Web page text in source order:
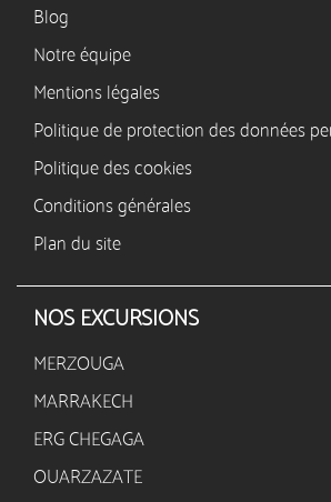
Blog
Notre équipe
Mentions légales
Politique de protection des données
Politique des cookies
Conditions générales
Plan du site
NOS EXCURSIONS
MERZOUGA
MARRAKECH
ERG CHEGAGA
OUARZAZATE